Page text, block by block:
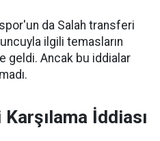
da Salah transferi
ilgili temasların
geldi. Ancak bu iddialar
İddiası